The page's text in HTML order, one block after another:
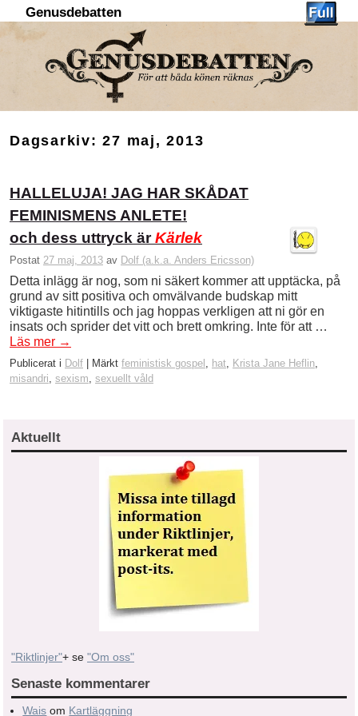
Genusdebatten
Dagsarkiv:27 maj, 2013
HALLELUJA! JAG HAR SKÅDAT
FEMINISMENS ANLETE!
och dess uttryck ärKärlek
Postat 27 maj, 2013 av Dolf (a.k.a. Anders Ericsson)
Detta inlägg är nog, som ni säkert kommer att upptäcka, på
grund av sitt positiva och omvälvande budskap mitt
viktigaste hitintills och jag hoppas verkligen att ni gör en
insats och sprider det vitt och brett omkring. Inte för att …
Läs mer →
Publicerat i Dolf Märkt feministisk gospel , hat, Krista Jane Heflin,
misandri, sexism, sexuellt våld
Aktuellt
"Riktlinjer"+ se "Om oss"
Senaste kommentarer
Wais om Kartläggning